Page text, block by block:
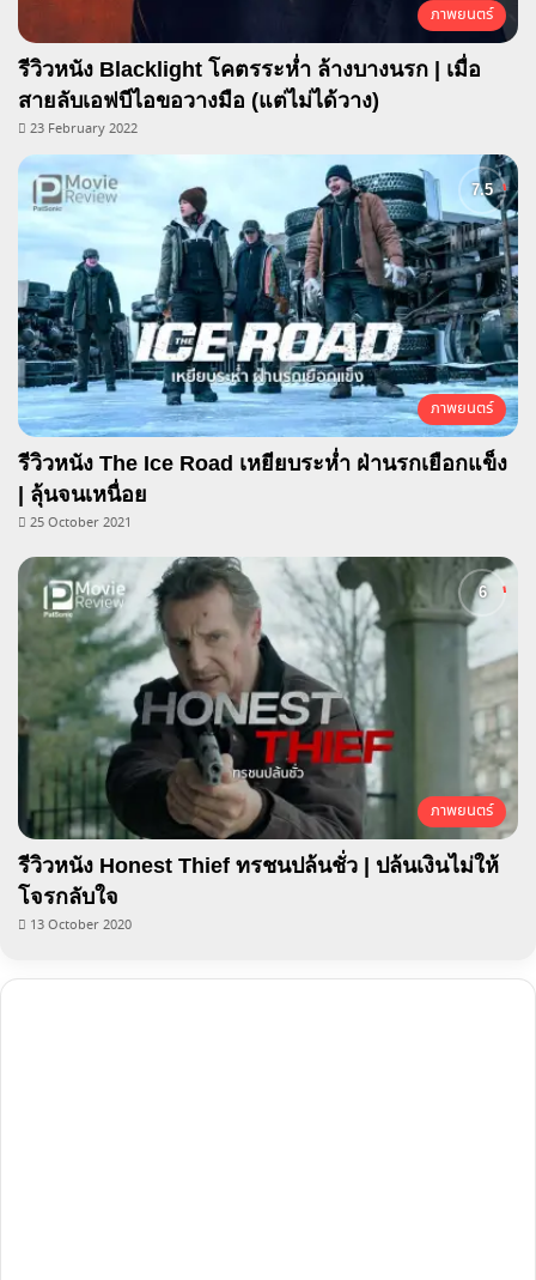
ภาพยนตร์
รีวิวหนัง Blacklight โคตรระห่ำ ล้างบางนรก | เมื่อ
สายลับเอฟบีไอขอวางมือ (แต่ไม่ได้วาง)
23 February 2022
ภาพยนตร์
รีวิวหนัง The Ice Road เหยียบระห่ำ ฝ่านรกเยือกแข็ง
| ลุ้นจนเหนื่อย
25 October 2021
ภาพยนตร์
รีวิวหนัง Honest Thief ทรชนปล้นชั่ว | ปล้นเงินไม่ให้
โจรกลับใจ
13 October 2020